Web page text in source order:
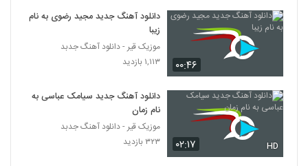
2140
آهنگ پریزاد از مسعود گلباشی(پاپ)
۳۸۷ بازدید
دانلود آهنگ بمان از مهدی مطلق
۲۹۷ بازدید
دانلود آهنگ رضا همتی لب دریا
۰۰:۴۶
دانلود آهنگ جدید مجید رضوی به نام
زیبا
موزیک قیر - دانلود آهنگ جدبد
۱,۱۱۳ بازدید
۰۲:۱۷ HD
دانلود آهنگ جدید سیامک عباسی به
نام زمان
موزیک قیر - دانلود آهنگ جدبد
۳۲۳ بازدید